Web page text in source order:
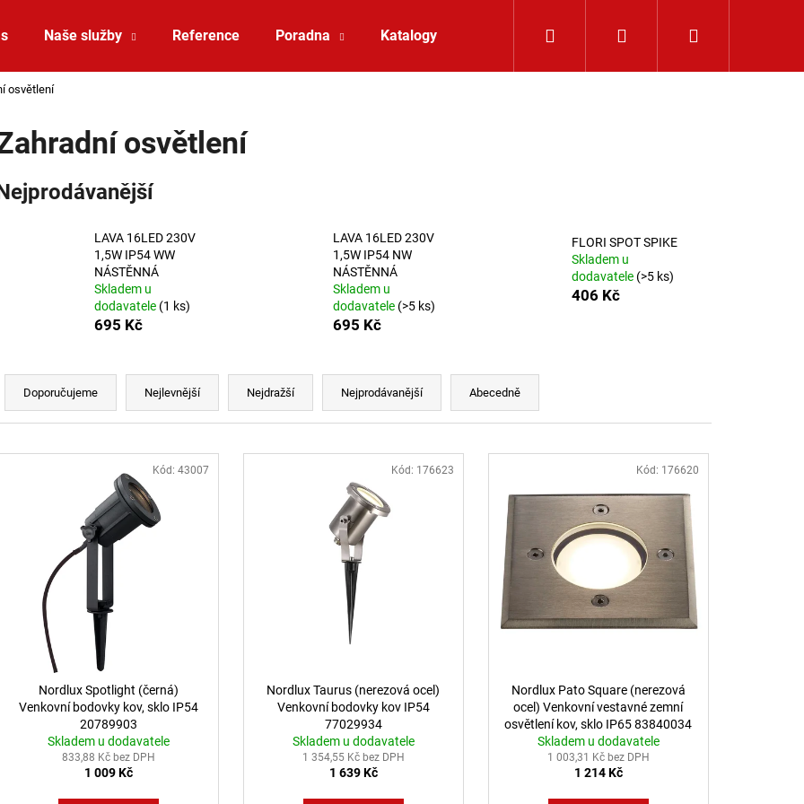
Naše služby Reference Poradna Katalogy Přihlášení
osvětlení
osvětlení
LAVA 16LED 230V
1,5W IP54 WW
NÁSTĚNNÁ
Skladem u
dodavatele (1 ks)
695 Kč
LAVA 16LED 230V
1,5W IP54 NW
NÁSTĚNNÁ
Skladem u
dodavatele (>5 ks)
695 Kč
FLORI SPOT SPIKE
Skladem u
dodavatele (>5 ks)
406 Kč
Řazení produktů
Doporučujeme Nejlevnější Nejdražší Nejprodávanější Abecedně
produktů
Nordlux Spotlight (černá)
Venkovní bodovky kov, sklo IP54
20789903
Skladem u dodavatele
833,88 Kč bez DPH
1 009 Kč
Kód:43007
Nordlux Taurus (nerezová ocel)
Venkovní bodovky kov IP54
77029934
Skladem u dodavatele
1 354,55 Kč bez DPH
1 639 Kč
Kód: 176623
Nordlux Pato Square (nerezová
ocel) Venkovní vestavné zemní
osvětlení kov, sklo IP65 83840034
Skladem u dodavatele
1 003,31 Kč bez DPH
1 214 Kč
Kód: 176620
Co potřebujete najít?
Doporučujeme
ZÁVĚSNÉ SVÍTIDLO RANDO THIN
BROUŠENÝ STŘÍBRNÝ HLINÍK A AKRYL
50W 230V 3000K IP20
078 Kč
SAUNA LED PÁSEK 24V RGBW 9,6W IP65
BALENÍ: 10M BALENÍ
9 216 Kč